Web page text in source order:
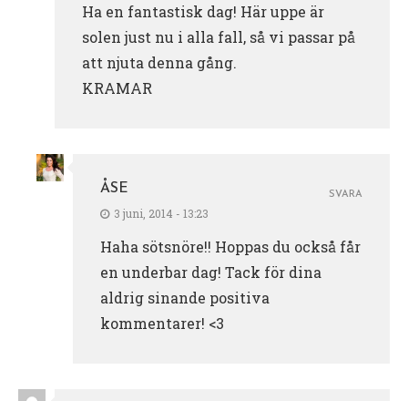
Ha en fantastisk dag! Här uppe är
solen just nu i alla fall, så vi passar på
att njuta denna gång.
KRAMAR
ÅSE
3 juni, 2014 - 13:23
Haha sötsnöre!! Hoppas du också får
en underbar dag! Tack för dina
aldrig sinande positiva
kommentarer! <3
SVARA